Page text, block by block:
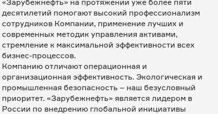
«Зарубежнефть» на протяжении уже более пяти
десятилетий помогают высокий профессионализм
сотрудников Компании, применение лучших и
современных методик управления активами,
стремление к максимальной эффективности всех
бизнес-процессов.
Компанию отличают операционная и
организационная эффективность. Экологическая и
промышленная безопасность – наш безусловный
приоритет. «Зарубежнефть» является лидером в
России по внедрению глобальной инициативы